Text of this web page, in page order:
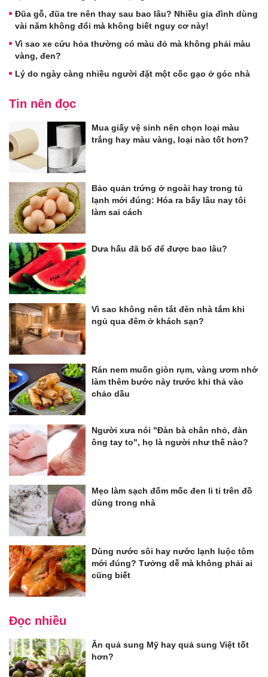
Đũa gỗ, đũa tre nên thay sau bao lâu? Nhiều gia đình dùng
vài năm không đổi mà không biết nguy cơ này!
Vì sao xe cứu hỏa thường có màu đỏ mà không phải màu
vàng, đen?
Lý do ngày càng nhiều người đặt một cốc gạo ở góc nhà
Tin nên đọc
Mua giấy vệ sinh nên chọn loại màu
trắng hay màu vàng, loại nào tốt hơn?
Bảo quản trứng ở ngoài hay trong tủ
lạnh mới đúng: Hóa ra bấy lâu nay tôi
làm sai cách
Dưa hấu đã bổ để được bao lâu?
Vì sao không nên tắt đèn nhà tắm khi
ngủ qua đêm ở khách sạn?
Rán nem muốn giòn rụm, vàng ươm nhớ
làm thêm bước này trước khi thả vào
chảo dầu
Người xưa nói "Đàn bà chân nhỏ, đàn
ông tay to", họ là người như thế nào?
Mẹo làm sạch đốm mốc đen li ti trên đồ
dùng trong nhà
Dùng nước sôi hay nước lạnh luộc tôm
mới đúng? Tưởng dễ mà không phải ai
cũng biết
Đọc nhiều
Ăn quả sung Mỹ hay quả sung Việt tốt
hơn?